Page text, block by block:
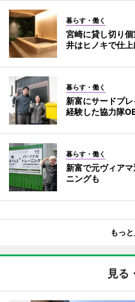
暮らす・働く
宮崎に貸し切り
井はヒノキで仕上
暮らす・働く
新富にサードプ
経験した協力隊
暮らす・働く
新富で元ヴィア
ニングも
もっ
見る